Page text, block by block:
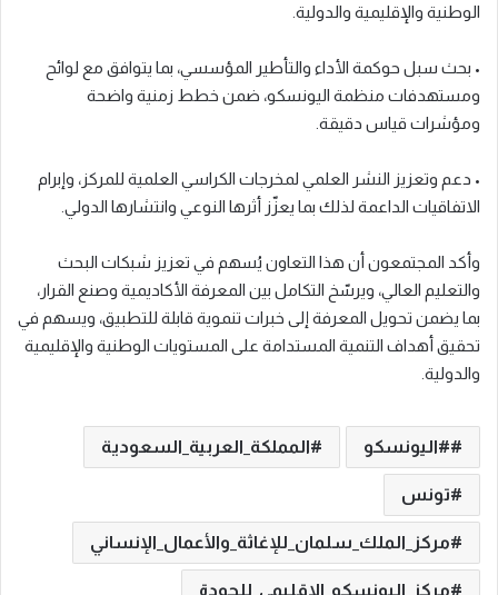
الوطنية والإقليمية والدولية.
• بحث سبل حوكمة الأداء والتأطير المؤسسي، بما يتوافق مع لوائح
ومستهدفات منظمة اليونسكو، ضمن خطط زمنية واضحة
ومؤشرات قياس دقيقة.
• دعم وتعزيز النشر العلمي لمخرجات الكراسي العلمية للمركز، وإبرام
الاتفاقيات الداعمة لذلك بما يعزّز أثرها النوعي وانتشارها الدولي.
وأكد المجتمعون أن هذا التعاون يُسهم في تعزيز شبكات البحث
والتعليم العالي، ويرسّخ التكامل بين المعرفة الأكاديمية وصنع القرار،
بما يضمن تحويل المعرفة إلى خبرات تنموية قابلة للتطبيق، ويسهم في
تحقيق أهداف التنمية المستدامة على المستويات الوطنية والإقليمية
والدولية.
#اليونسكو المملكة_العربية_السعودية
تونس
مركز_الملك_سلمان_للإغاثة_والأعمال_الإنساني
مركز_اليونسكو_الاقليمي_للجودة